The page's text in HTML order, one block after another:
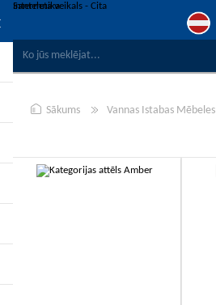
Sākums Vannas Istabas Mēbeles